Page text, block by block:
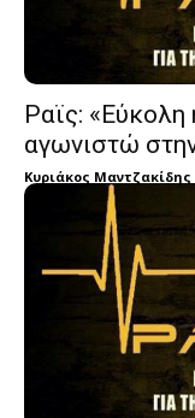
Ραϊς:
αγωνιστώ
Κυριάκος Μαντζακίδης